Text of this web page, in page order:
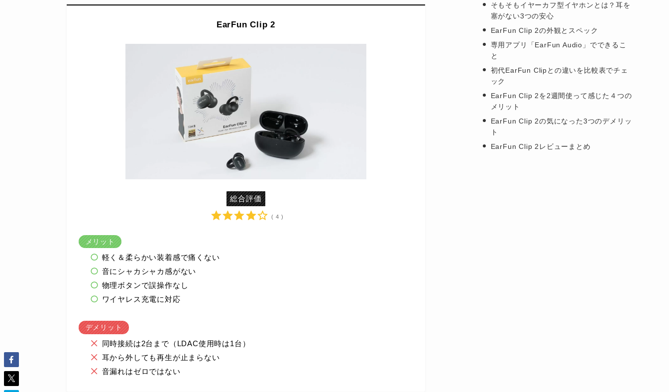
EarFun Clip 2
総合評価
( 4 )
メリット
軽く＆柔らかい装着感で痛くない
音にシャカシャカ感がない
物理ボタンで誤操作なし
ワイヤレス充電に対応
デメリット
同時接続は2台まで（LDAC使用時は1台）
耳から外しても再生が止まらない
音漏れはゼロではない
そもそもイヤーカフ型イヤホンとは？耳を
塞がない3つの安心
EarFun Clip 2の外観とスペック
専用アプリ「EarFun Audio」でできるこ
と
初代EarFun Clipとの違いを比較表でチェ
ック
EarFun Clip 2を2週間使って感じた４つの
メリット
EarFun Clip 2の気になった3つのデメリッ
ト
EarFun Clip 2レビューまとめ